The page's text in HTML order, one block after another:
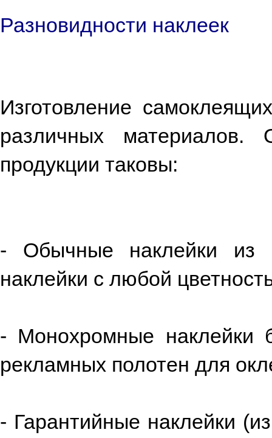
Разновидности наклеек
Изготовление
различных материалов.
продукции таковы:
- Обычные наклейки из
наклейки с любой
- Монохромные наклейки
рекламных полотен для
- Гарантийные наклейки